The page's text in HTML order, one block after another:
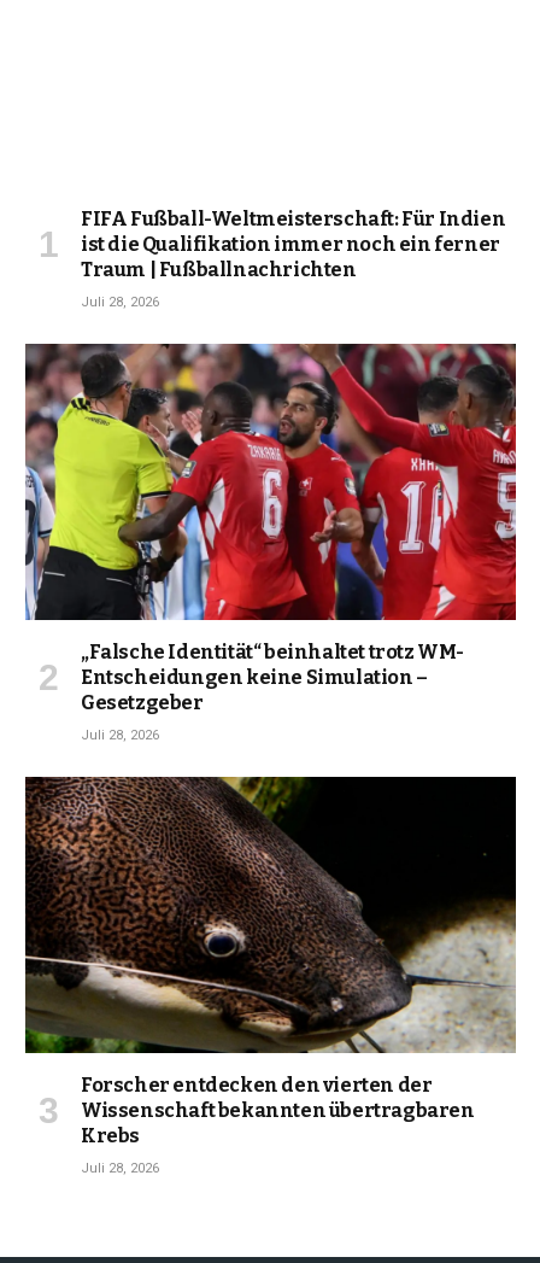
FIFA Fußball-Weltmeisterschaft: Für Indien
ist die Qualifikation immer noch ein ferner
Traum | Fußballnachrichten
Juli 28, 2026
„Falsche Identität“ beinhaltet trotz WM-
Entscheidungen keine Simulation –
Gesetzgeber
Juli 28, 2026
Forscher entdecken den vierten der
Wissenschaft bekannten übertragbaren
Krebs
Juli 28, 2026